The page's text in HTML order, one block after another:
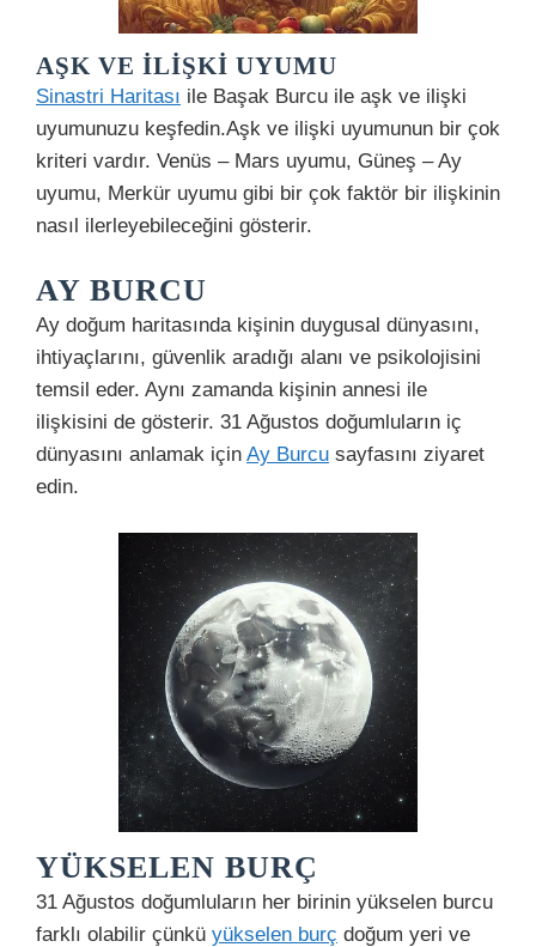
AŞK VE İLIŞKI UYUMU
Sinastri Haritası ile Başak Burcu ile aşk ve ilişki
uyumunuzu keşfedin.Aşk ve ilişki uyumunun bir çok
kriteri vardır. Venüs – Mars uyumu, Güneş – Ay
uyumu, Merkür uyumu gibi bir çok faktör bir ilişkinin
nasıl ilerleyebileceğini gösterir.
AY BURCU
Ay doğum haritasında kişinin duygusal dünyasını,
ihtiyaçlarını, güvenlik aradığı alanı ve psikolojisini
temsil eder. Aynı zamanda kişinin annesi ile
ilişkisini de gösterir. 31 Ağustos doğumluların iç
dünyasını anlamak için Ay Burcu sayfasını ziyaret
edin.
YÜKSELEN BURÇ
31 Ağustos doğumluların her birinin yükselen burcu
farklı olabilir çünkü yükselen burç doğum yeri ve